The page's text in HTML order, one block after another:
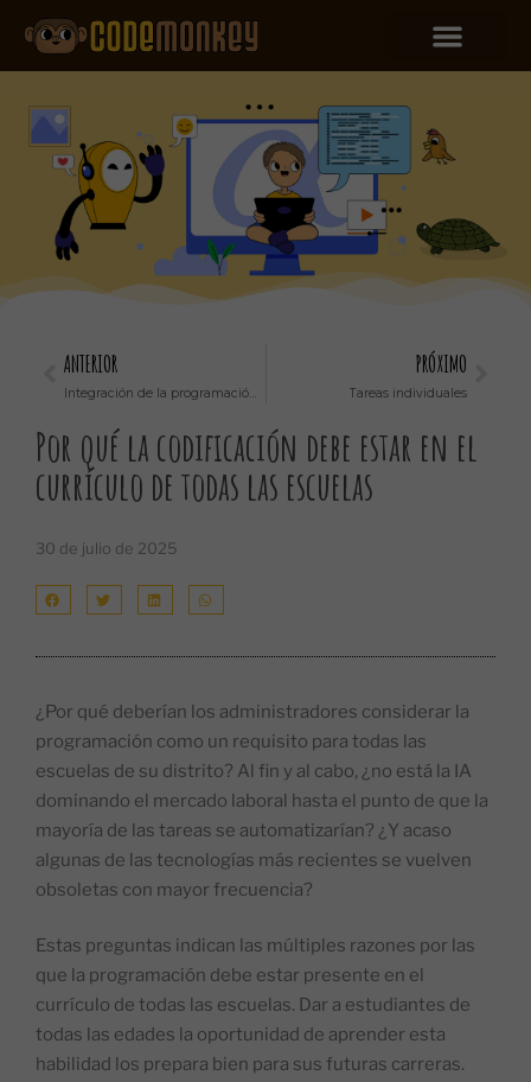
ANTERIOR
Integración de la programación en asignaturas no tecnológicas: ejemplos e ideas
PRÓXIMO
Tareas individuales
Por qué la codificación debe estar en el
currículo de todas las escuelas
30 de julio de 2025
¿Por qué deberían los administradores considerar la
programación como un requisito para todas las
escuelas de su distrito? Al fin y al cabo, ¿no está la IA
dominando el mercado laboral hasta el punto de que la
mayoría de las tareas se automatizarían? ¿Y acaso
algunas de las tecnologías más recientes se vuelven
obsoletas con mayor frecuencia?
Estas preguntas indican las múltiples razones por las
que la programación debe estar presente en el
currículo de todas las escuelas. Dar a estudiantes de
todas las edades la oportunidad de aprender esta
habilidad los prepara bien para sus futuras carreras.